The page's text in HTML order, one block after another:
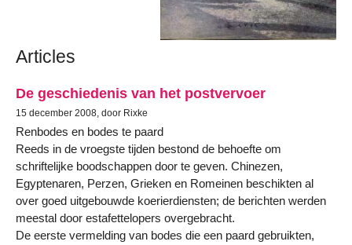
Articles
De geschiedenis van het postvervoer
15 december 2008, door Rixke
Renbodes en bodes te paard
Reeds in de vroegste tijden bestond de behoefte om
schriftelijke boodschappen door te geven. Chinezen,
Egyptenaren, Perzen, Grieken en Romeinen beschikten al
over goed uitgebouwde koerierdiensten; de berichten werden
meestal door estafettelopers overgebracht.
De eerste vermelding van bodes die een paard gebruikten,